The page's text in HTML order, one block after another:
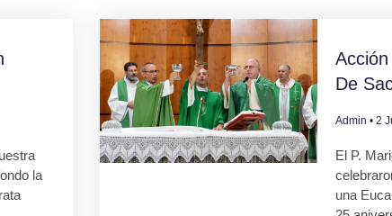
la
De
Admin 2
El P.
una